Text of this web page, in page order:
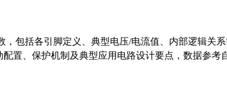
，包括各引脚定义、典型电压/电流值、内部逻辑关
置、保护机制及典型应用电路设计要点，数据参考